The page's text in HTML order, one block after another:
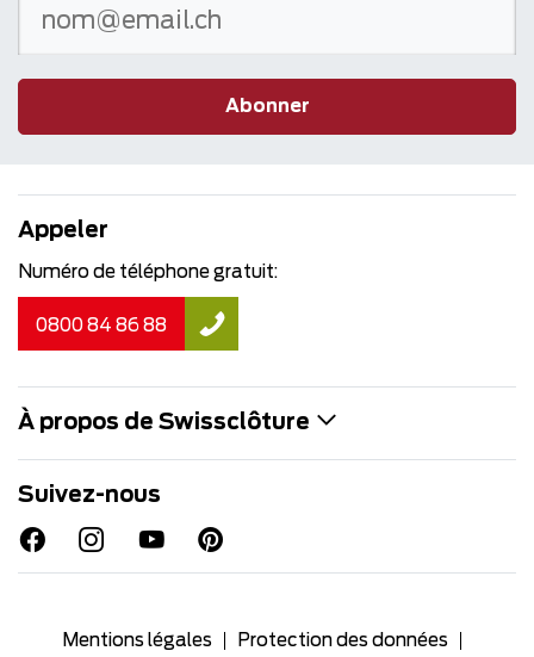
Abonner
Appeler
Numéro de téléphone gratuit:
0800 84 86 88
À propos de Swissclôture
Suivez-nous
Mentions légales Protection des données